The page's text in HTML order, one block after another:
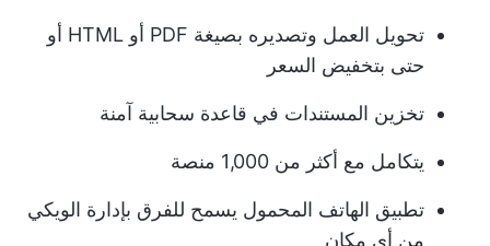
تحويل العمل وتصديره بصيغة PDF أو HTML أو
حتى بتخفيض السعر
تخزين المستندات في قاعدة سحابية آمنة
يتكامل مع أكثر من 1,000 منصة
تطبيق الهاتف المحمول يسمح للفرق بإدارة الويكي
من أي مكان